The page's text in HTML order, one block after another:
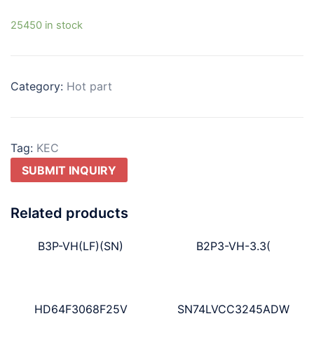
25450 in stock
Category: Hot part
Tag: KEC
SUBMIT INQUIRY
Related products
B3P-VH(LF)(SN) B2P3-VH-3.3(
HD64F3068F25V SN74LVCC3245ADW